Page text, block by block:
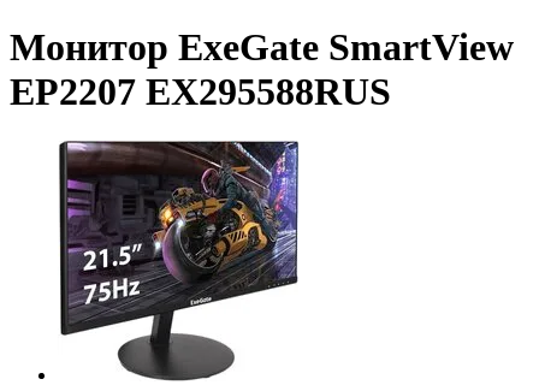
Монитор ExeGate SmartView
EP2207 EX295588RUS